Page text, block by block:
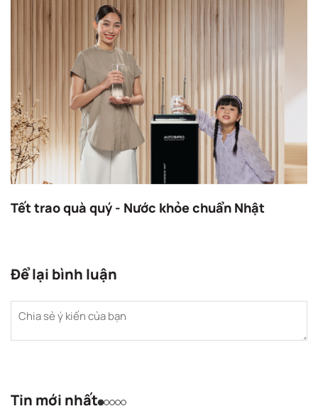
Tết trao quà quý - Nước khỏe chuẩn Nhật
Để lại bình luận
Tin mới nhất